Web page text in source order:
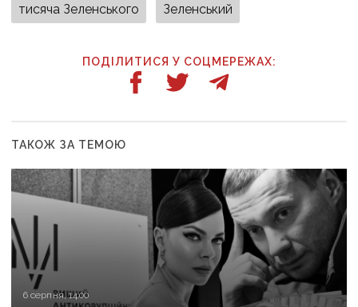
тисяча Зеленського Зеленський
ПОДІЛИТИСЯ У СОЦМЕРЕЖАХ:
ТАКОЖ ЗА ТЕМОЮ
6 серпня, 14:00